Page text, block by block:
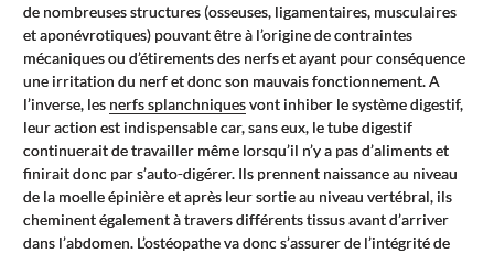
de nombreuses structures (osseuses, ligamentaires, musculaires
et aponévrotiques) pouvant être à l’origine de contraintes
mécaniques ou d’étirements des nerfs et ayant pour conséquence
une irritation du nerf et donc son mauvais fonctionnement. A
l’inverse, les nerfs splanchniquesvont inhiber le système digestif,
leur action est indispensable car, sans eux, le tube digestif
continuerait de travailler même lorsqu’il n’y a pas d’aliments et
finirait donc par s’auto-digérer. Ils prennent naissance au niveau
de la moelle épinière et après leur sortie au niveau vertébral, ils
cheminent également à travers différents tissus avant d’arriver
dans l’abdomen. L’ostéopathe va donc s’assurer de l’intégrité de